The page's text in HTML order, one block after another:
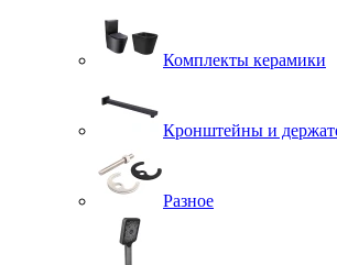
Комплекты керамики
Кронштейны и
Разное